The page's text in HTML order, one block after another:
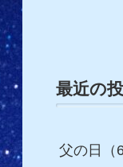
最近の
父の日（